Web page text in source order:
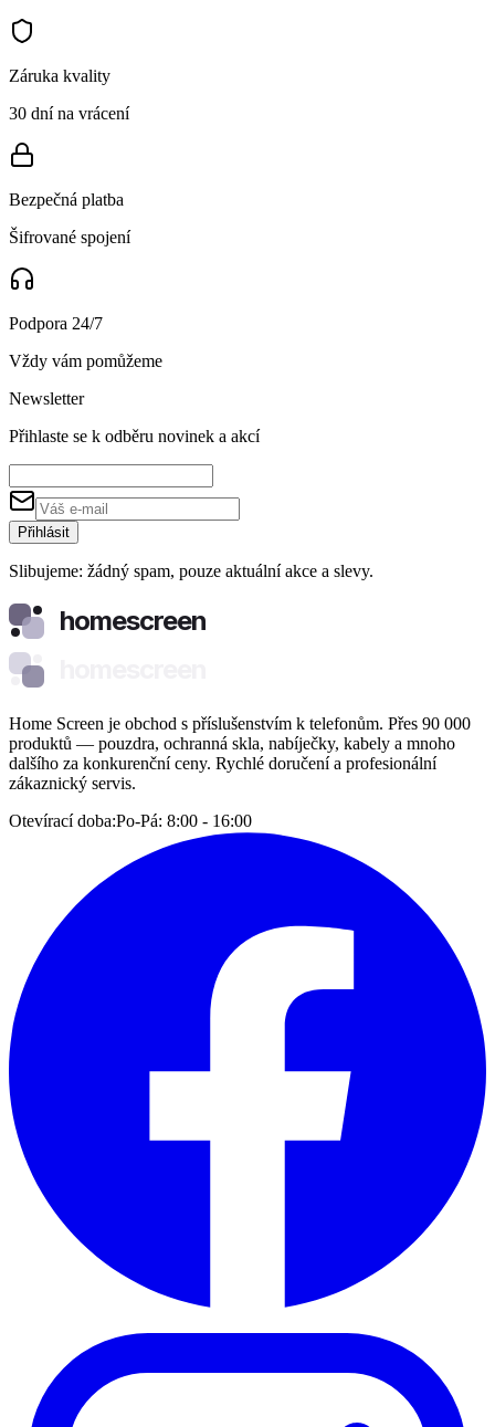
Záruka kvality
30 dní na vrácení
Bezpečná platba
Šifrované spojení
Podpora 24/7
Vždy vám pomůžeme
Newsletter
Přihlaste se k odběru novinek a akcí
Přihlásit
Slibujeme: žádný spam, pouze aktuální akce a slevy.
homescreen
Home Screen je obchod s příslušenstvím k telefonům. Přes 90 000
produktů — pouzdra, ochranná skla, nabíječky, kabely a mnoho
dalšího za konkurenční ceny. Rychlé doručení a profesionální
zákaznický servis.
Otevírací doba:Po-Pá: 8:00 - 16:00